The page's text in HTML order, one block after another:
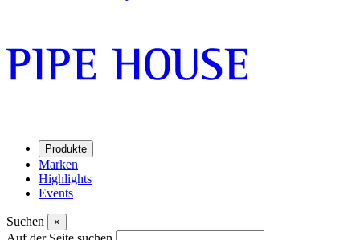
Produkte
Marken
Highlights
Events
Suchen ×